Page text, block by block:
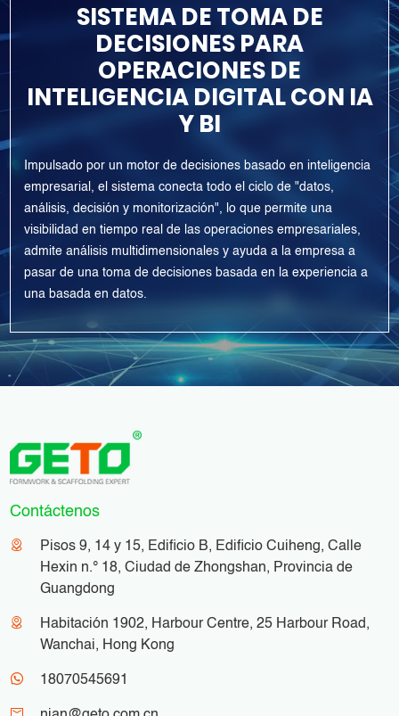
SISTEMA DE TOMA DE
DECISIONES PARA
OPERACIONES DE
INTELIGENCIA DIGITAL CON IA
Y BI
Impulsado por un motor de decisiones basado en inteligencia
empresarial, el sistema conecta todo el ciclo de "datos,
análisis, decisión y monitorización", lo que permite una
visibilidad en tiempo real de las operaciones empresariales,
admite análisis multidimensionales y ayuda a la empresa a
pasar de una toma de decisiones basada en la experiencia a
una basada en datos.
Contáctenos
Pisos 9, 14 y 15, Edificio B, Edificio Cuiheng, Calle
Hexin n.° 18, Ciudad de Zhongshan, Provincia de
Guangdong
Habitación 1902, Harbour Centre, 25 Harbour Road,
Wanchai, Hong Kong
18070545691